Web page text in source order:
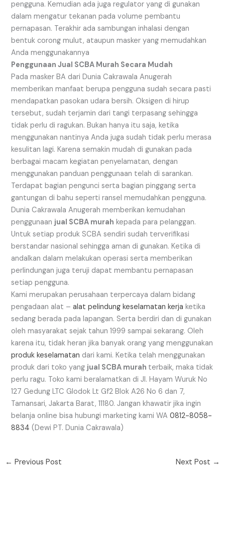
pengguna. Kemudian ada juga regulator yang di gunakan
dalam mengatur tekanan pada volume pembantu
pernapasan. Terakhir ada sambungan inhalasi dengan
bentuk corong mulut, ataupun masker yang memudahkan
Anda menggunakannya
Penggunaan Jual SCBA Murah Secara Mudah
Pada masker BA dari Dunia Cakrawala Anugerah
memberikan manfaat berupa pengguna sudah secara pasti
mendapatkan pasokan udara bersih. Oksigen di hirup
tersebut, sudah terjamin dari tangi terpasang sehingga
tidak perlu di ragukan. Bukan hanya itu saja, ketika
menggunakan nantinya Anda juga sudah tidak perlu merasa
kesulitan lagi. Karena semakin mudah di gunakan pada
berbagai macam kegiatan penyelamatan, dengan
menggunakan panduan penggunaan telah di sarankan.
Terdapat bagian pengunci serta bagian pinggang serta
gantungan di bahu seperti ransel memudahkan pengguna.
Dunia Cakrawala Anugerah memberikan kemudahan
penggunaan jual SCBA murah kepada para pelanggan.
Untuk setiap produk SCBA sendiri sudah terverifikasi
berstandar nasional sehingga aman di gunakan. Ketika di
andalkan dalam melakukan operasi serta memberikan
perlindungan juga teruji dapat membantu pernapasan
setiap pengguna.
Kami merupakan perusahaan terpercaya dalam bidang
pengadaan alat –alat pelindung keselamatan kerja ketika
sedang berada pada lapangan. Serta berdiri dan di gunakan
oleh masyarakat sejak tahun 1999 sampai sekarang. Oleh
karena itu, tidak heran jika banyak orang yang menggunakan
produk keselamatan dari kami. Ketika telah menggunakan
produk dari toko yang jual SCBA murah terbaik, maka tidak
perlu ragu. Toko kami beralamatkan di Jl. Hayam Wuruk No
127 Gedung LTC Glodok Lt Gf2 Blok A26 No 6 dan 7,
Tamansari, Jakarta Barat, 11180. Jangan khawatir jika ingin
belanja online bisa hubungi marketing kami WA0812-8058-
8834 (Dewi PT. Dunia Cakrawala)
← Previous Post Next Post →